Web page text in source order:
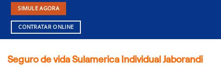
SIMULE AGORA
CONTRATAR ONLINE
Seguro de vida Sulamerica Individual Jaborandi